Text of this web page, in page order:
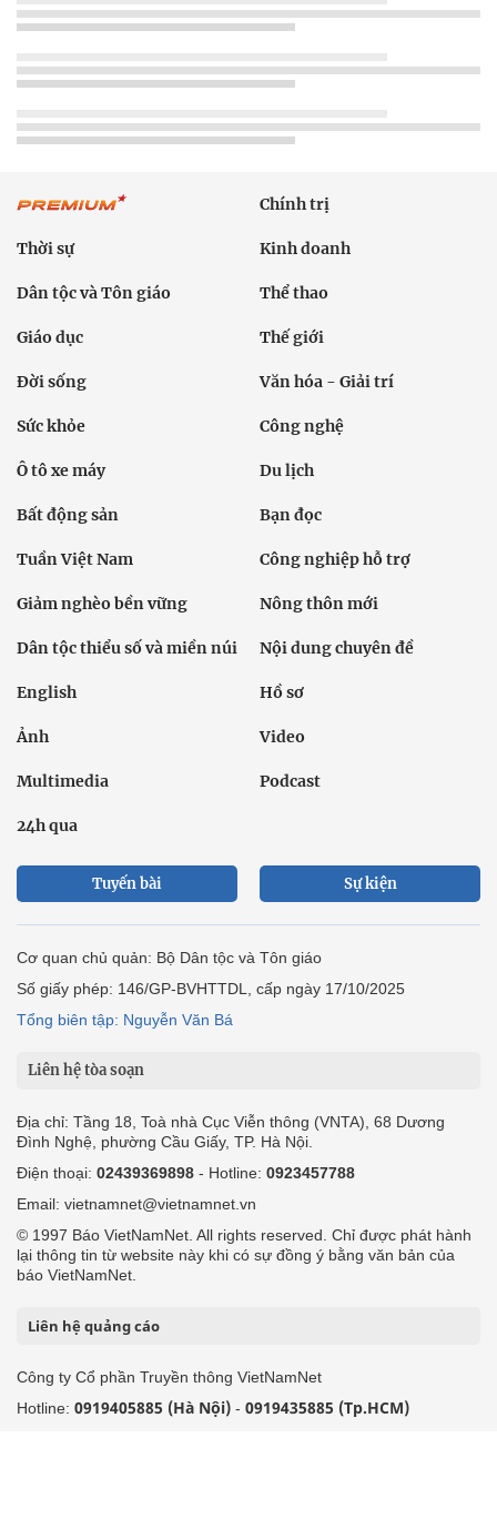
Chính trị
Thời sự Kinh doanh
Dân tộc và Tôn giáo Thể thao
Giáo dục Thế giới
Đời sống Văn hóa - Giải trí
Sức khỏe Công nghệ
Ô tô xe máy Du lịch
Bất động sản Bạn đọc
Tuần Việt Nam Công nghiệp hỗ trợ
Giảm nghèo bền vững Nông thôn mới
Dân tộc thiểu số và miền núi Nội dung chuyên đề
English Hồ sơ
Ảnh Video
Multimedia Podcast
24h qua
Tuyến bài Sự kiện
Cơ quan chủ quản: Bộ Dân tộc và Tôn giáo
Số giấy phép: 146/GP-BVHTTDL, cấp ngày 17/10/2025
Tổng biên tập: Nguyễn Văn Bá
Liên hệ tòa soạn
Địa chỉ: Tầng 18, Toà nhà Cục Viễn thông (VNTA), 68 Dương
Đình Nghệ, phường Cầu Giấy, TP. Hà Nội.
Điện thoại: 02439369898 - Hotline: 0923457788
Email: vietnamnet@vietnamnet.vn
© 1997 Báo VietNamNet. All rights reserved. Chỉ được phát hành
lại thông tin từ website này khi có sự đồng ý bằng văn bản của
báo VietNamNet.
Liên hệ quảng cáo
Công ty Cổ phần Truyền thông VietNamNet
Hotline: 0919405885 (Hà Nội) - 0919435885 (Tp.HCM)